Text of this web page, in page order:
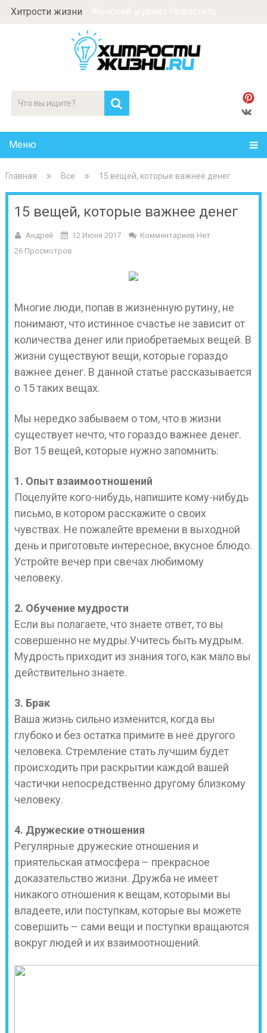
Хитрости жизни
Меню
Главная Все 15 вещей, которые важнее денег
15 вещей, которые важнее денег
Андрей 12 Июня 2017
Комментариев Нет
26 Просмотров
Многие люди, попав в жизненную рутину, не
понимают, что истинное счастье не зависит от
количества денег или приобретаемых вещей. В
жизни существуют вещи, которые гораздо
важнее денег. В данной статье рассказывается
о 15 таких вещах.
Мы нередко забываем о том, что в жизни
существует нечто, что гораздо важнее денег.
Вот 15 вещей, которые нужно запомнить:
1. Опыт взаимоотношений
Поцелуйте кого-нибудь, напишите кому-нибудь
письмо, в котором расскажите о своих
чувствах. Не пожалейте времени в выходной
день и приготовьте интересное, вкусное блюдо.
Устройте вечер при свечах любимому
человеку.
2. Обучение мудрости
Если вы полагаете, что знаете ответ, то вы
совершенно не мудры.Учитесь быть мудрым.
Мудрость приходит из знания того, как мало вы
действительно знаете.
3. Брак
Ваша жизнь сильно изменится, когда вы
глубоко и без остатка примите в неё другого
человека. Стремление стать лучшим будет
происходить при раскрытии каждой вашей
частички непосредственно другому близкому
человеку.
4. Дружеские отношения
Регулярные дружеские отношения и
приятельская атмосфера – прекрасное
доказательство жизни. Дружба не имеет
никакого отношения к вещам, которыми вы
владеете, или поступкам, которые вы можете
совершить – сами вещи и поступки вращаются
вокруг людей и их взаимоотношений.